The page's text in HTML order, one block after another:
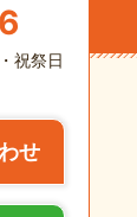
祝祭日
せ